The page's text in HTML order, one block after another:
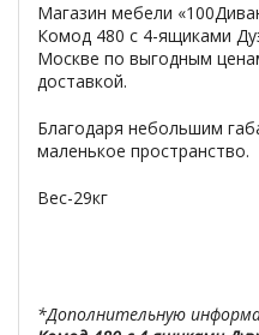
Магазин мебели
Комод 480 с 4-ящиками
Москве по выгодным
доставкой.
Благодаря небольшим
маленькое пространство.
Вес-29кг
*Дополнительную